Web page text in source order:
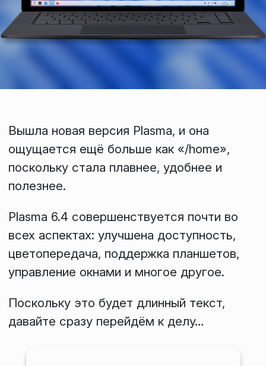
Вышла новая версия Plasma, и она
ощущается ещё больше как «/home»,
поскольку стала плавнее, удобнее и
полезнее.
Plasma 6.4 совершенствуется почти во
всех аспектах: улучшена доступность,
цветопередача, поддержка планшетов,
управление окнами и многое другое.
Поскольку это будет длинный текст,
давайте сразу перейдём к делу…